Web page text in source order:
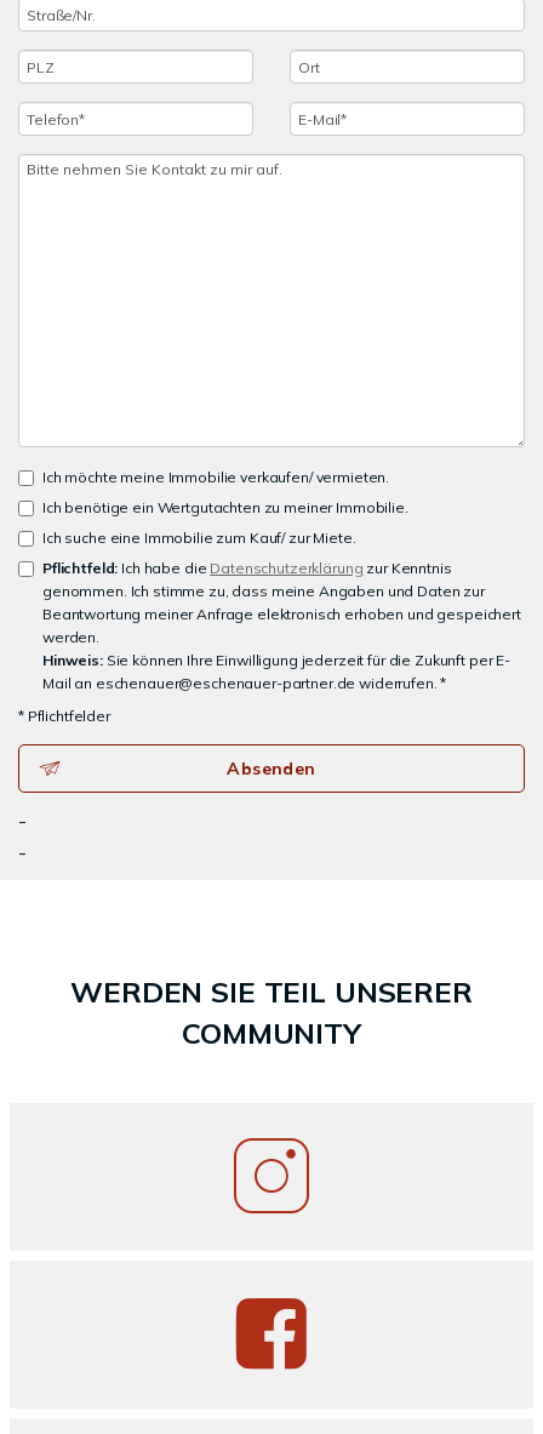
Ich möchte meine Immobilie verkaufen/ vermieten.
Ich benötige ein Wertgutachten zu meiner Immobilie.
Ich suche eine Immobilie zum Kauf/ zur Miete.
Pflichtfeld: Ich habe die Datenschutzerklärung zur Kenntnis
genommen. Ich stimme zu, dass meine Angaben und Daten zur
Beantwortung meiner Anfrage elektronisch erhoben und gespeichert
werden.
Hinweis:Sie können Ihre Einwilligung jederzeit für die Zukunft per E-
Mail an eschenauer@eschenauer-partner.de widerrufen. *
* Pflichtfelder
Absenden
-
-
WERDEN SIE TEIL UNSERER
COMMUNITY